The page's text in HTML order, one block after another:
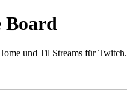
Board
und Til Streams für Twitch.